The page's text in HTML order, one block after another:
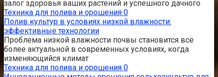
залог здоровья ваших растений и успешного дачного
Техника для полива и орошения 0
Полив культур в условиях низкой влажности:
эффективные технологии
Проблема низкой влажности почвы становится всё
более актуальной в современных условиях, когда
изменяющийся климат
Техника для полива и орошения 0